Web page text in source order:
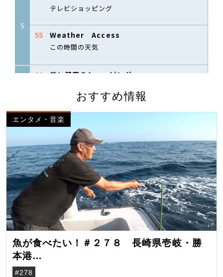
おすすめ情報
エンタメ・音楽
魚が食べたい！＃２７８ 長崎県壱岐・勝
本港
（クロマグロ）
#278